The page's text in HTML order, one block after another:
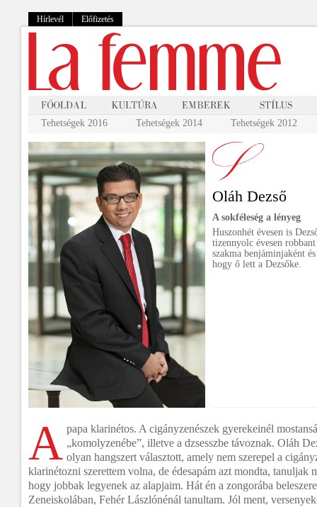
Hírlevél Előfizetés
Tehetségek 2016 Tehetségek 2014 Tehetségek 2012
Oláh Dezső
A sokféleség a lényeg
Huszonhét évesen is
tizennyolc évesen
szakma benjáminjaként
hogy ő lett a Dezsőke.
A papa klarinétos. A cigányzenészek gyerekeinél
„komolyzenébe”, illetve a dzsesszbe távoznak. Oláh
olyan hangszert választott, amely nem szerepel a
klarinétozni szerettem volna, de édesapám azt mondta, tanuljak
hogy jobbak legyenek az alapjaim. Hát én a zongorába
Zeneiskolában, Fehér Lászlónénál tanultam. Jól ment,